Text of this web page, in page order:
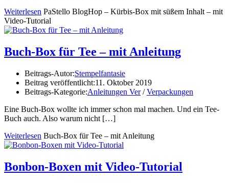
Weiterlesen PaStello BlogHop – Kürbis-Box mit süßem Inhalt – mit
Video-Tutorial
Buch-Box für Tee – mit Anleitung
Beitrags-Autor:Stempelfantasie
Beitrag veröffentlicht:11. Oktober 2019
Beitrags-Kategorie:Anleitungen Ver / Verpackungen
Eine Buch-Box wollte ich immer schon mal machen. Und ein Tee-
Buch auch. Also warum nicht […]
Weiterlesen Buch-Box für Tee – mit Anleitung
Bonbon-Boxen mit Video-Tutorial